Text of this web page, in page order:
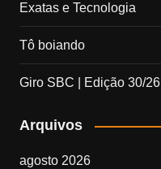
Exatas e Tecnologia
Tô boiando
Giro SBC | Edição 30/26
Arquivos
agosto 2026